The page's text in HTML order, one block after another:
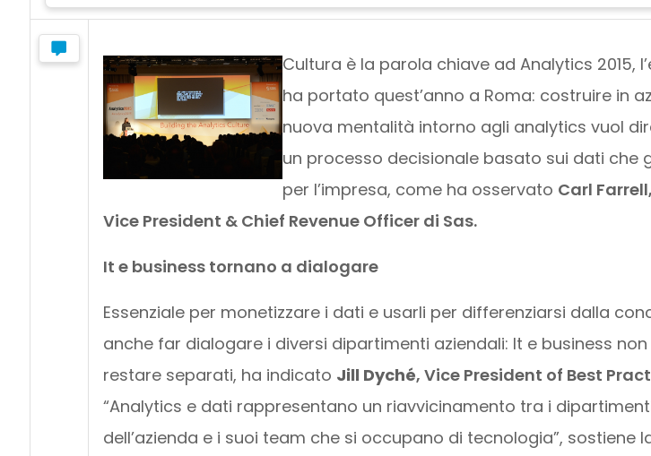
Cultura è la parola chiave ad Analytics 2015,
ha portato quest’anno a Roma: costruire in
nuova mentalità intorno agli analytics vuol
un processo decisionale basato sui dati che
per l’impresa, come ha osservato Carl
Vice President & Chief Revenue Officer di Sas.
It e business tornano a dialogare
Essenziale per monetizzare i dati e usarli per differenziarsi dalla
anche far dialogare i diversi dipartimenti aziendali: It e business
restare separati, ha indicato Jill Dyché, Vice President of Best
“Analytics e dati rappresentano un riavvicinamento tra i
dell’azienda e i suoi team che si occupano di tecnologia”, sostiene